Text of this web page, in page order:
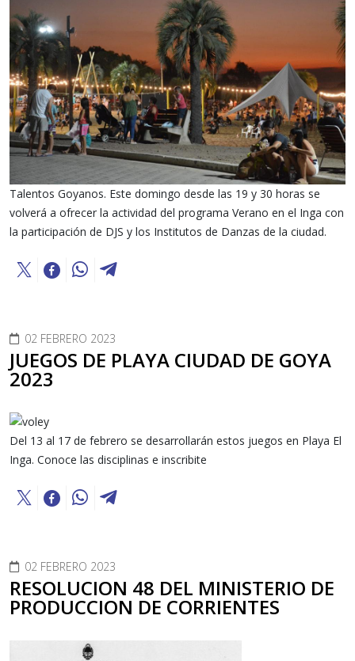
Talentos Goyanos. Este domingo desde las 19 y 30 horas se
volverá a ofrecer la actividad del programa Verano en el Inga con
la participación de DJS y los Institutos de Danzas de la ciudad.
02 FEBRERO 2023
JUEGOS DE PLAYA CIUDAD DE GOYA
2023
Del 13 al 17 de febrero se desarrollarán estos juegos en Playa El
Inga. Conoce las disciplinas e inscribite
02 FEBRERO 2023
RESOLUCION 48 DEL MINISTERIO DE
PRODUCCION DE CORRIENTES